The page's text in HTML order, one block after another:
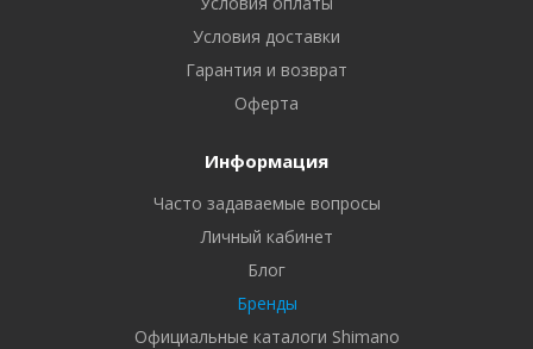
Условия доставки
Гарантия и возврат
Оферта
Информация
Часто задаваемые вопросы
Личный кабинет
Блог
Бренды
Официальные каталоги Shimano